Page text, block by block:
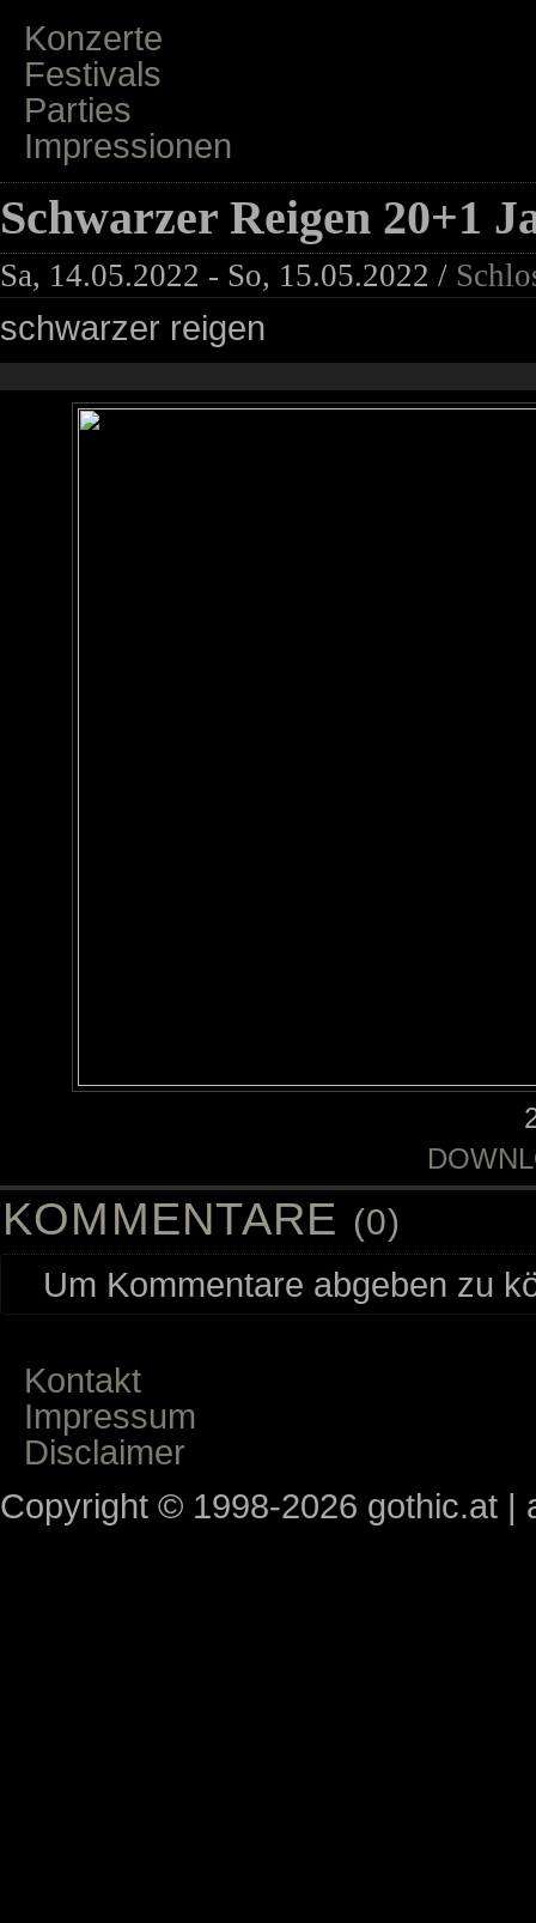
Konzerte
Festivals
Parties
Impressionen
Schwarzer Reigen 20+1
Sa, 14.05.2022 - So, 15.05.2022 /
schwarzer reigen
KOMMENTARE (0)
Um Kommentare abgeben zu
Kontakt
Impressum
Disclaimer
Copyright © 1998-2026 gothic.at |